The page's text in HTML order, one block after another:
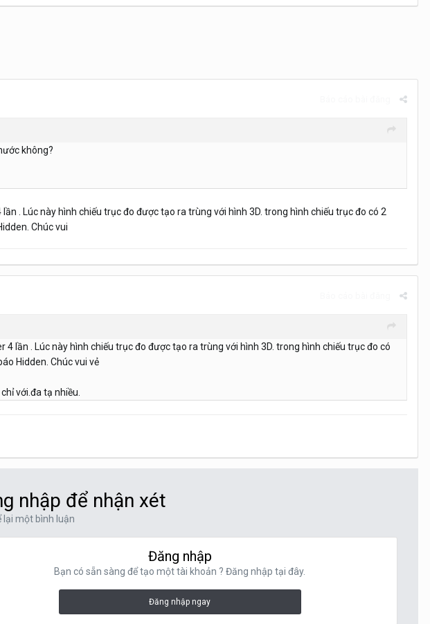
không?
. Lúc này hình chiếu trục đo được tạo ra trùng với hình 3D. trong hình chiếu trục đo có 2
Chúc vui
lần . Lúc này hình chiếu trục đo được tạo ra trùng với hình 3D. trong hình chiếu trục đo có
Hidden. Chúc vui vẻ
với.đa tạ nhiều.
nhập để nhận xét
lại một bình luận
Đăng nhập
Bạn có sẵn sàng để tạo một tài khoản ? Đăng nhập tại đây.
Đăng nhập ngay